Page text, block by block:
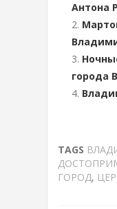
Антона
города
TAGS
ГОРОД,